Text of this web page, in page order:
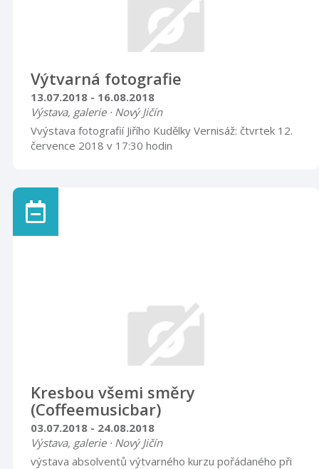
Výtvarná fotografie
13.07.2018 - 16.08.2018
Výstava, galerie · Nový Jičín
Vvýstava fotografií Jiřího Kudělky Vernisáž: čtvrtek 12.
července 2018 v 17:30 hodin
Kresbou všemi směry
(Coffeemusicbar)
03.07.2018 - 24.08.2018
Výstava, galerie · Nový Jičín
​výstava absolventů výtvarného kurzu pořádaného při